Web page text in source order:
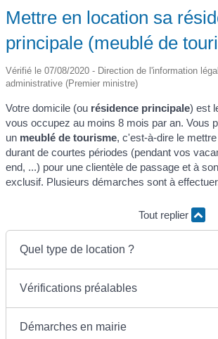
Mettre en location sa
principale (meublé de
Vérifié le 07/08/2020 - Direction de l'information
administrative (Premier ministre)
Votre domicile (ou résidence principale) est
vous occupez au moins 8 mois par an. Vous
un meublé de tourisme, c'est-à-dire le
durant de courtes périodes (pendant vos
end, ...) pour une clientèle de passage et à
exclusif. Plusieurs démarches sont à
Tout replier
Quel type de location ?
Vérifications préalables
Démarches en mairie